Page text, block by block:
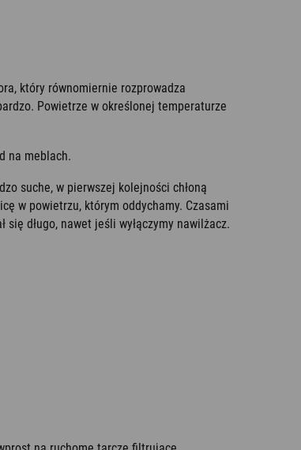
który równomiernie rozprowadza
Powietrze w określonej temperaturze
na meblach.
suche, w pierwszej kolejności chłoną
w powietrzu, którym oddychamy. Czasami
długo, nawet jeśli wyłączymy nawilżacz.